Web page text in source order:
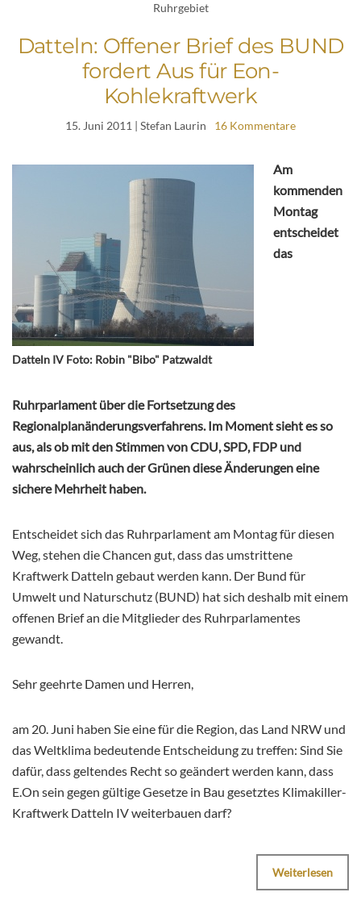
Ruhrgebiet
Datteln: Offener Brief des BUND
fordert Aus für Eon-
Kohlekraftwerk
15. Juni 2011 | Stefan Laurin 16 Kommentare
Datteln IV Foto: Robin "Bibo" Patzwaldt
Am
kommenden
Montag
entscheidet
das
Ruhrparlament über die Fortsetzung des
Regionalplanänderungsverfahrens. Im Moment sieht es so
aus, als ob mit den Stimmen von CDU, SPD, FDP und
wahrscheinlich auch der Grünen diese Änderungen eine
sichere Mehrheit haben.
Entscheidet sich das Ruhrparlament am Montag für diesen
Weg, stehen die Chancen gut, dass das umstrittene
Kraftwerk Datteln gebaut werden kann. Der Bund für
Umwelt und Naturschutz (BUND) hat sich deshalb mit einem
offenen Brief an die Mitglieder des Ruhrparlamentes
gewandt.
Sehr geehrte Damen und Herren,
am 20. Juni haben Sie eine für die Region, das Land NRW und
das Weltklima bedeutende Entscheidung zu treffen: Sind Sie
dafür, dass geltendes Recht so geändert werden kann, dass
E.On sein gegen gültige Gesetze in Bau gesetztes Klimakiller-
Kraftwerk Datteln IV weiterbauen darf?
Weiterlesen